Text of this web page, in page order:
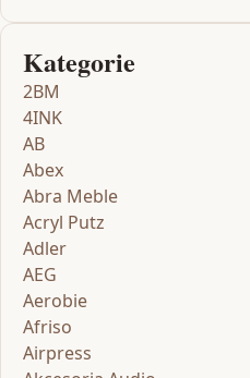
Kategorie
2BM
4INK
AB
Abex
Abra Meble
Acryl Putz
Adler
AEG
Aerobie
Afriso
Airpress